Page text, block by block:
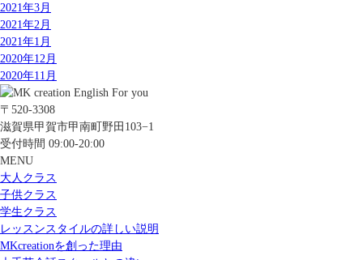
2021年3月
2021年2月
2021年1月
2020年12月
2020年11月
〒520-3308
滋賀県甲賀市甲南町野田103−1
受付時間 09:00-20:00
MENU
大人クラス
子供クラス
学生クラス
レッスンスタイルの詳しい説明
MKcreationを創った理由